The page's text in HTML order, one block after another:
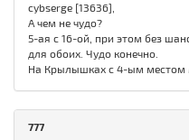
cybserge [13636],
А чем не чудо?
5-ая с 16-ой, при этом без
для обоих. Чудо конечно.
На Крылышках с 4-ым местом
777